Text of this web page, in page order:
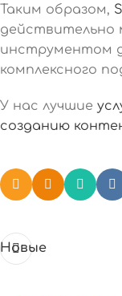
Таким образом,
инструментом
комплексного
У нас лучшие
созданию
Новые